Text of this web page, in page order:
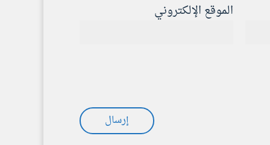
الموقع الإلكتروني